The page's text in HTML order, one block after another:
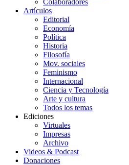
Colaboradores
Artículos
Editorial
Economía
Política
Historia
Filosofía
Mov. sociales
Feminismo
Internacional
Ciencia y Tecnología
Arte y cultura
Todos los temas
Ediciones
Virtuales
Impresas
Archivo
Videos & Podcast
Donaciones